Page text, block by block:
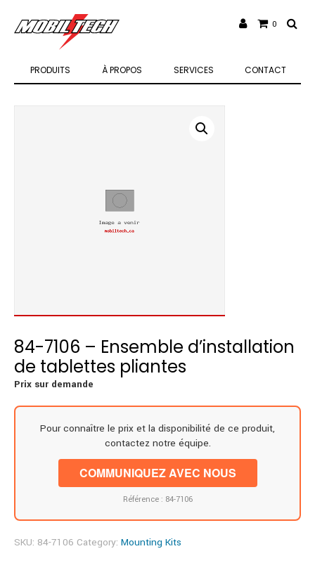
PRODUITS À PROPOS SERVICES CONTACT
0
84-7106 – Ensemble d’installation
de tablettes pliantes
Prix sur demande
Pour connaître le prix et la disponibilité de ce produit,
contactez notre équipe.
COMMUNIQUEZ AVEC NOUS
Référence : 84-7106
SKU: 84-7106 Category: Mounting Kits